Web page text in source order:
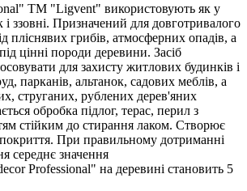
ТМ "Ligvent" використовують як у
і ззовні. Призначений для довготривалого
пліснявих грибів, атмосферних опадів, а
цінні породи деревини. Засіб
для захисту житлових будинків і
парканів, альтанок, садових меблів, а
струганих, рублених дерев'яних
обробка підлог, терас, перил з
стійким до стирання лаком. Створює
покриття. При правильному дотриманні
середнє значення
Professional" на деревині становить 5